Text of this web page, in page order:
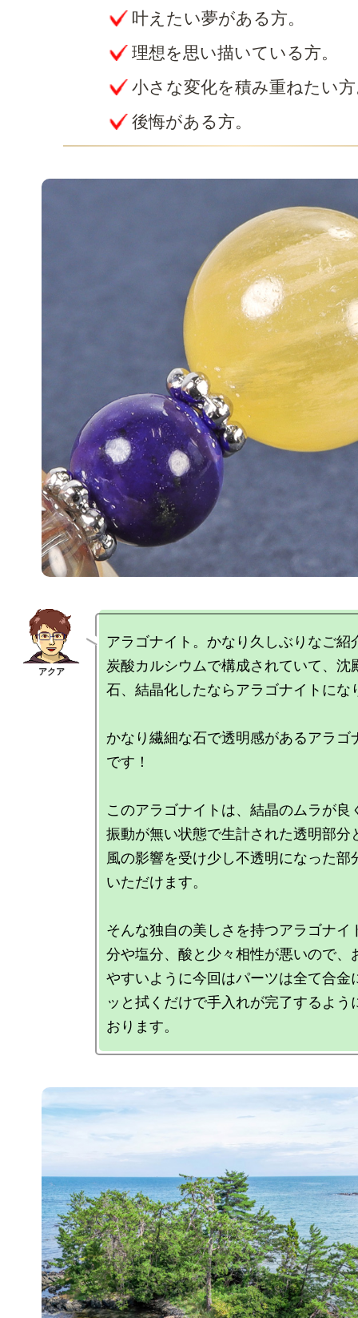
叶えたい夢がある方。
理想を思い描いている方。
小さな変化を積み重ねたい
後悔がある方。
アラゴナイト。かなり久しぶりなご紹
炭酸カルシウムで構成されていて、沈
石、結晶化したならアラゴナイトにな
かなり繊細な石で透明感があるアラゴ
です！
このアラゴナイトは、結晶のムラが良
振動が無い状態で生計された透明部分
風の影響を受け少し不透明になった部
いただけます。
そんな独自の美しさを持つアラゴナイ
分や塩分、酸と少々相性が悪いので、
やすいように今回はパーツは全て合金
ッと拭くだけで手入れが完了するよう